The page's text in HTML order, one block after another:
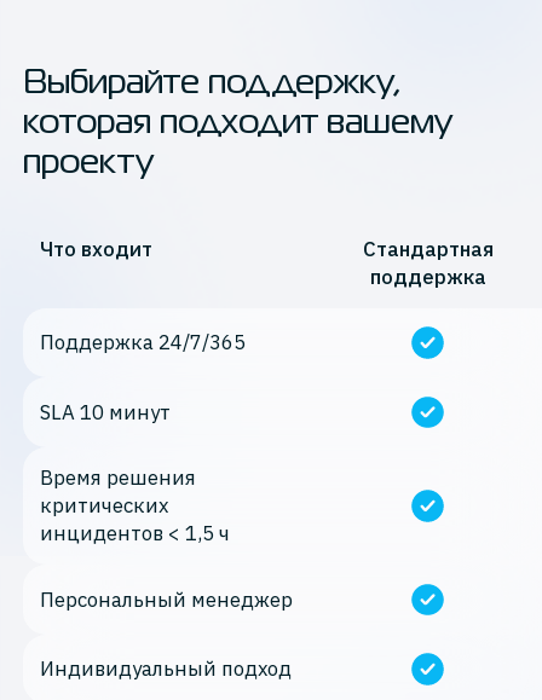
Выбирайте поддержку,
которая подходит вашему
проекту
Что входит
Стандартная
поддержка
Поддержка 24/7/365
SLA 10 минут
Время решения
критических
инцидентов < 1,5 ч
Персональный менеджер
Индивидуальный подход